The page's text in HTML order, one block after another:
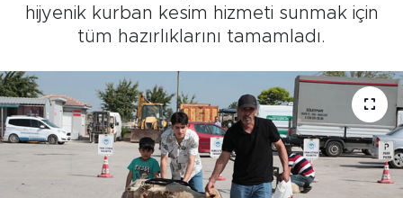
hijyenik kurban kesim hizmeti sunmak için
tüm hazırlıklarını tamamladı.